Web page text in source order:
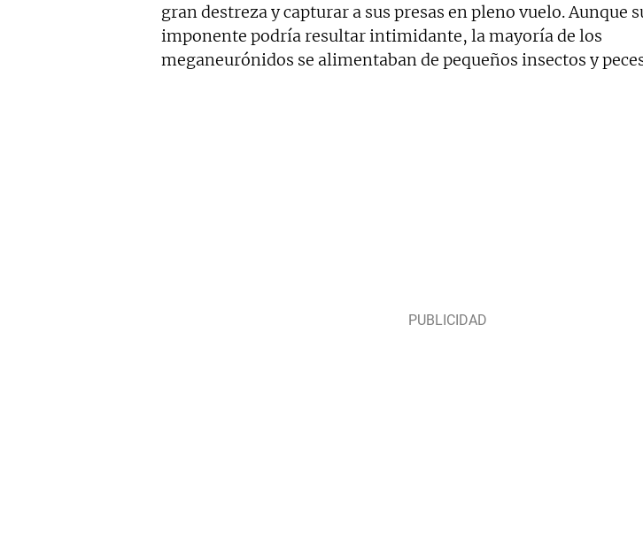
gran destreza y capturar a sus presas en pleno vuelo. Aunque
imponente podría resultar intimidante, la mayoría de los
meganeurónidos se alimentaban de pequeños insectos y